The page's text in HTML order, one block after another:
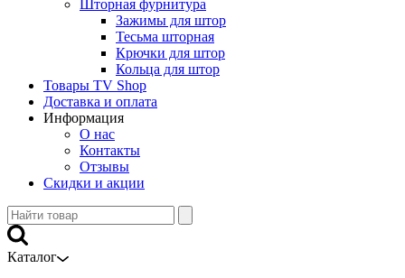
Шторная фурнитура
Зажимы для штор
Тесьма шторная
Крючки для штор
Кольца для штор
Товары TV Shop
Доставка и оплата
Информация
О нас
Контакты
Отзывы
Скидки и акции
Каталог